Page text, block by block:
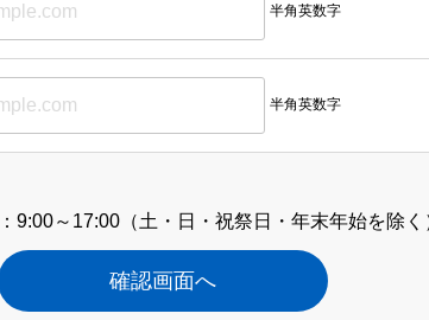
半角英数字
半角英数字
9:00～17:00（土・日・祝祭日・年末年始を除く